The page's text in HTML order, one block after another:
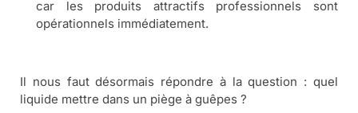
car les produits attractifs professionnels sont
opérationnels immédiatement.
Il nous faut désormais répondre à la question : quel
liquide mettre dans un piège à guêpes ?